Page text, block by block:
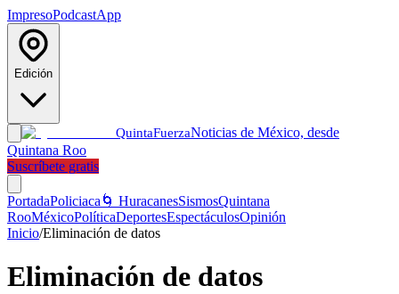
ImpresoPodcastApp
Edición
QuintaFuerzaNoticias de México, desde
Quintana Roo
Suscríbete gratis
PortadaPoliciaca 🌀 HuracanesSismosQuintana
RooMéxicoPolíticaDeportesEspectáculosOpinión
Inicio/Eliminación de datos
Eliminación de datos